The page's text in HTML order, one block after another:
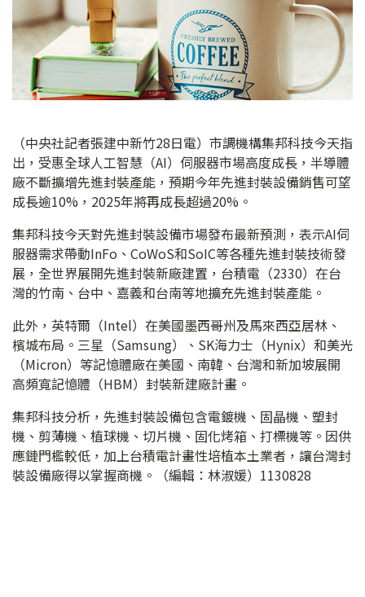
（中央社記者張建中新竹28日電）市調機構集邦科技今天指
出，受惠全球人工智慧（AI）伺服器市場高度成長，半導體
廠不斷擴增先進封裝產能，預期今年先進封裝設備銷售可望
成長逾10%，2025年將再成長超過20%。
集邦科技今天對先進封裝設備市場發布最新預測，表示AI伺
服器需求帶動InFo、CoWoS和SoIC等各種先進封裝技術發
展，全世界展開先進封裝新廠建置，台積電（2330）在台
灣的竹南、台中、嘉義和台南等地擴充先進封裝產能。
此外，英特爾（Intel）在美國墨西哥州及馬來西亞居林、
檳城布局。三星（Samsung）、SK海力士（Hynix）和美光
（Micron）等記憶體廠在美國、南韓、台灣和新加坡展開
高頻寬記憶體（HBM）封裝新建廠計畫。
集邦科技分析，先進封裝設備包含電鍍機、固晶機、塑封
機、剪薄機、植球機、切片機、固化烤箱、打標機等。因供
應鏈門檻較低，加上台積電計畫性培植本土業者，讓台灣封
裝設備廠得以掌握商機。（編輯：林淑媛）1130828